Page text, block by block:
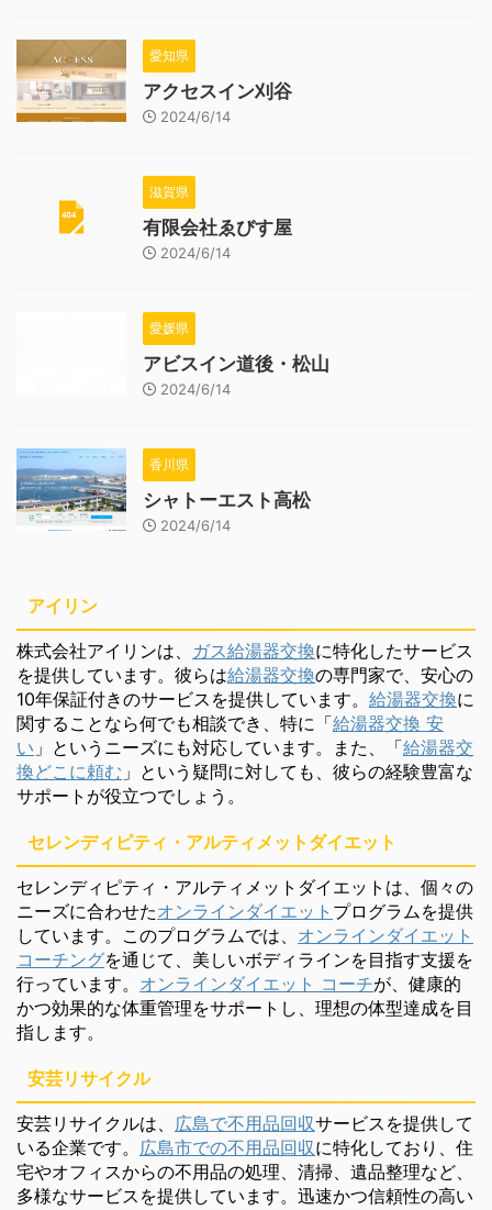
愛知県
アクセスイン刈谷
2024/6/14
滋賀県
有限会社ゑびす屋
2024/6/14
愛媛県
アビスイン道後・松山
2024/6/14
香川県
シャトーエスト高松
2024/6/14
アイリン
株式会社アイリンは、 ガス給湯器交換に特化したサービス
を提供しています。彼らは給湯器交換の専門家で、安心の
10年保証付きのサービスを提供しています。 給湯器交換に
関することなら何でも相談でき、特に「給湯器交換 安
い 」というニーズにも対応しています。また、「給湯器交
換どこに頼む 」という疑問に対しても、彼らの経験豊富な
サポートが役立つでしょう。
セレンディピティ・アルティメットダイエット
セレンディピティ・アルティメットダイエットは、個々の
ニーズに合わせたオンラインダイエット プログラムを提供
しています。このプログラムでは、 オンラインダイエット
コーチングを通じて、美しいボディラインを目指す支援を
行っています。 オンラインダイエット コーチが、健康的
かつ効果的な体重管理をサポートし、理想の体型達成を目
指します。
安芸リサイクル
安芸リサイクルは、 広島で不用品回収サービスを提供して
いる企業です。 広島市での不用品回収に特化しており、住
宅やオフィスからの不用品の処理、清掃、遺品整理など、
多様なサービスを提供しています。迅速かつ信頼性の高い